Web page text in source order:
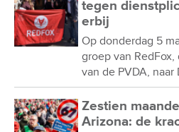
tegen
erbij
Op donderdag 5
groep van
van de PVDA, naar
Zestien
Arizona: de